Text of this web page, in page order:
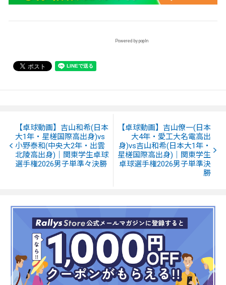
Powered by popIn
【卓球動画】吉山和希(日本
大1年・星槎国際高出身)vs
小野泰和(中央大2年・出雲
北陵高出身)｜関東学生卓球
選手権2026男子単準々決勝
【卓球動画】吉山僚一(日本
大4年・愛工大名電高出
身)vs吉山和希(日本大1年・
星槎国際高出身)｜関東学生
卓球選手権2026男子単準決
勝